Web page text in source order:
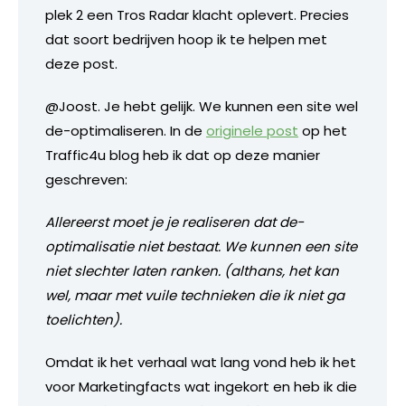
plek 2 een Tros Radar klacht oplevert. Precies
dat soort bedrijven hoop ik te helpen met
deze post.
@Joost. Je hebt gelijk. We kunnen een site wel
de-optimaliseren. In de originele post op het
Traffic4u blog heb ik dat op deze manier
geschreven:
Allereerst moet je je realiseren dat de-
optimalisatie niet bestaat. We kunnen een site
niet slechter laten ranken. (althans, het kan
wel, maar met vuile technieken die ik niet ga
toelichten).
Omdat ik het verhaal wat lang vond heb ik het
voor Marketingfacts wat ingekort en heb ik die